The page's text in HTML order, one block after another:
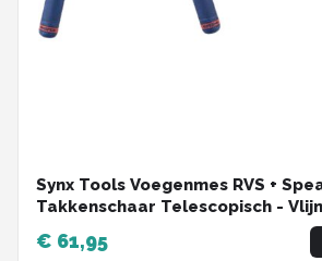
Synx Tools Voegenmes RVS +
Takkenschaar Telescopisch -
JAAR GARANTIE - Aambeeld -
Voegenkrabber met steel 150cm
€ 61,95